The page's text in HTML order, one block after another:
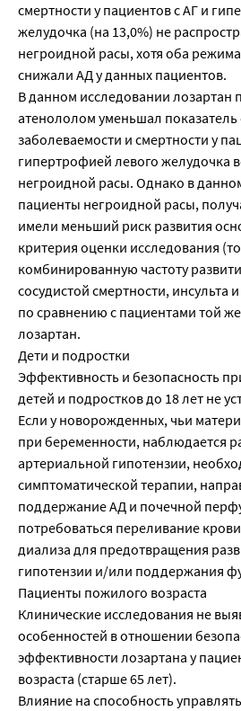
смертности у пациентов с АГ и
желудочка (на 13,0%) не
негроидной расы, хотя оба
снижали АД у данных пациентов.
В данном исследовании лозартан
атенололом уменьшал показатель
заболеваемости и смертности у
гипертрофией левого желудочка
негроидной расы. Однако в
пациенты негроидной расы,
имели меньший риск развития
критерия оценки исследования
комбинированную частоту
сосудистой смертности, инсульта
по сравнению с пациентами той
лозартан.
Дети и подростки
Эффективность и безопасность
детей и подростков до 18 лет не
Если у новорожденных, чьи
при беременности, наблюдается
артериальной гипотензии,
симптоматической терапии,
поддержание АД и почечной
потребоваться переливание
диализа для предотвращения
гипотензии и/или поддержания
Пациенты пожилого возраста
Клинические исследования не
особенностей в отношении
эффективности лозартана у
возраста (старше 65 лет).
Влияние на способность